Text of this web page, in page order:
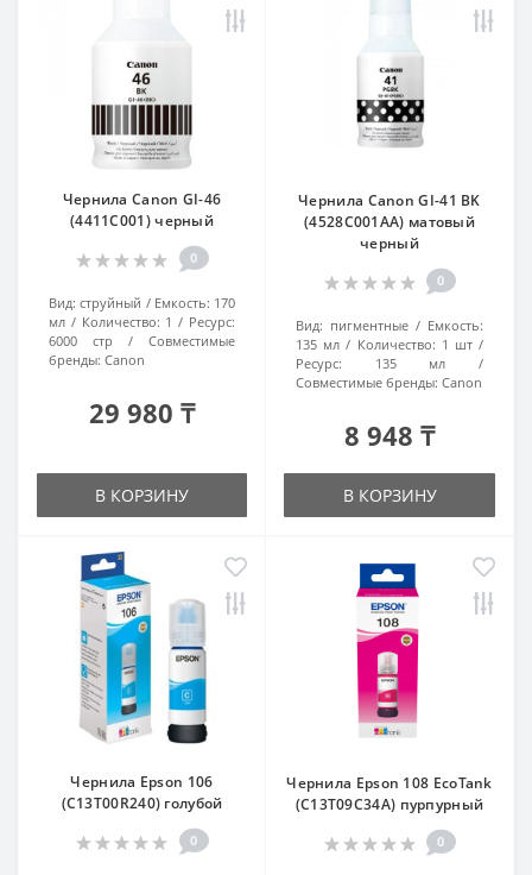
Чернила Canon GI-46
(4411C001) черный
0
Вид: струйный Емкость: 170
мл
Количество: 1
Ресурс:
6000 стр
Совместимые
бренды: Canon
29 980 ₸
В КОРЗИНУ
Чернила Canon GI-41 BK
(4528C001AA) матовый
черный
0
Вид: пигментные
Емкость:
135 мл
Количество: 1 шт
Ресурс:
135 мл
Совместимые бренды: Canon
8 948 ₸
В КОРЗИНУ
Чернила Epson 106
(C13T00R240) голубой
0
Чернила Epson 108 EcoTank
(C13T09C34A) пурпурный
0